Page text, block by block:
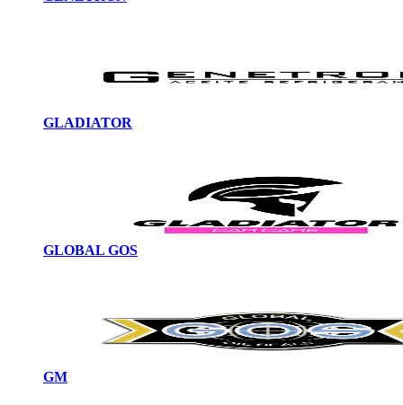
GLADIATOR
GLOBAL GOS
GM